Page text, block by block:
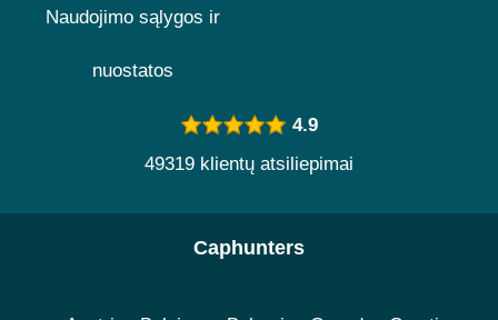
Naudojimo sąlygos ir
nuostatos
4.9
49319 klientų atsiliepimai
Caphunters